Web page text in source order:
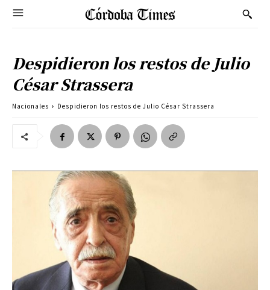
Despidieron los restos de Julio
César Strassera
Nacionales Despidieron los restos de Julio César Strassera